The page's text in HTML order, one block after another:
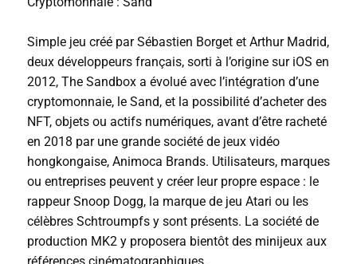
Simple jeu créé par Sébastien Borget et Arthur Madrid,
deux développeurs français, sorti à l’origine sur iOS en
2012, The Sandbox a évolué avec l’intégration d’une
cryptomonnaie, le Sand, et la possibilité d’acheter des
NFT, objets ou actifs numériques, avant d’être racheté
en 2018 par une grande société de jeux vidéo
hongkongaise, Animoca Brands. Utilisateurs, marques
ou entreprises peuvent y créer leur propre espace : le
rappeur Snoop Dogg, la marque de jeu Atari ou les
célèbres Schtroumpfs y sont présents. La société de
production MK2 y proposera bientôt des minijeux aux